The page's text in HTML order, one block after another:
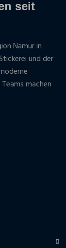
seit
Namur in
und der
machen